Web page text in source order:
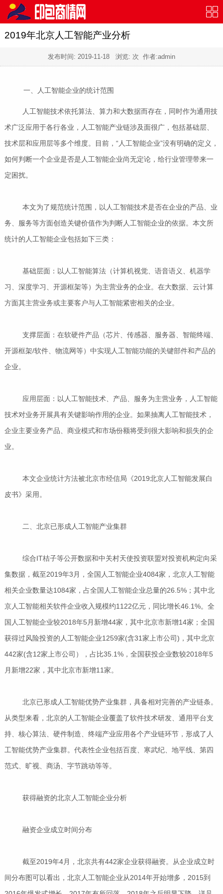
2019年北京人工智能产业分析
发布时间: 2019-11-18 浏览: 次 作者:admin
一、人工智能企业的统计范围
人工智能技术依托算法、算力和大数据而存在，同时作为通用技
术广泛应用于各行各业，人工智能产业链涉及面很广，包括基础层、
技术层和应用层等多个维度。目前，“人工智能企业”没有明确的定义，
如何判断一个企业是否是人工智能企业尚无定论，给行业管理带来一
定困扰。
本文为了规范统计范围，以人工智能技术是否在企业的产品、业
务、服务等方面创造关键价值作为判断人工智能企业的依据。本文所
统计的人工智能企业包括如下三类：
基础层面：以人工智能算法（计算机视觉、语音语义、机器学
习、深度学习、开源框架等）为主营业务的企业。在大数据、云计算
方面其主营业务或主要客户与人工智能紧密相关的企业。
支撑层面：在软硬件产品（芯片、传感器、服务器、智能终端、
开源框架/软件、物流网等）中实现人工智能功能的关键部件和产品的
企业。
应用层面：以人工智能技术、产品、服务为主营业务，人工智能
技术对业务开展具有关键影响作用的企业。如果抽离人工智能技术，
企业主要业务产品、商业模式和市场份额将受到很大影响和损失的企
业。
本文企业统计方法被北京市经信局《2019北京人工智能发展白
皮书》采用。
二、北京已形成人工智能产业集群
综合IT桔子等公开数据和中关村天使投资联盟对投资机构定向采
集数据，截至2019年3月，全国人工智能企业4084家，北京人工智能
相关企业数量达1084家，占全国人工智能企业总量的26.5%；其中北
京人工智能相关软件企业收入规模约1122亿元，同比增长46.1%。全
国人工智能企业较2018年5月新增44家，其中北京市新增14家；全国
获得过风险投资的人工智能企业1259家(含31家上市公司)，其中北京
442家(含12家上市公司），占比35.1%，全国获投企业数较2018年5
月新增22家，其中北京市新增11家。
北京已形成人工智能优势产业集群，具备相对完善的产业链条。
从类型来看，北京的人工智能企业覆盖了软件技术研发、通用平台支
持、核心算法、硬件制造、终端产业应用各个产业链环节，形成了人
工智能优势产业集群。代表性企业包括百度、寒武纪、地平线、第四
范式、旷视、商汤、字节跳动等等。
获得融资的北京人工智能企业分析
融资企业成立时间分布
截至2019年4月，北京共有442家企业获得融资。从企业成立时
间分布图可以看出，北京人工智能企业从2014年开始增多，2015到